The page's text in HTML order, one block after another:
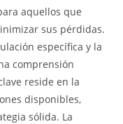
aquellos que
sus pérdidas.
específica y la
comprensión
reside en la
disponibles,
sólida. La